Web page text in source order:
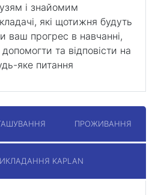
і знайомим
які щотижня будуть
ваш прогрес в навчанні,
та відповісти на
яке питання
ПРОЖИВАННЯ
KAPLAN